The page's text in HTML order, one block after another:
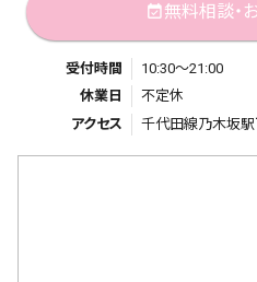
event_available無料相談・
受付時間
10:30～21:00
休業日
不定休
アクセス
千代田線乃木坂駅